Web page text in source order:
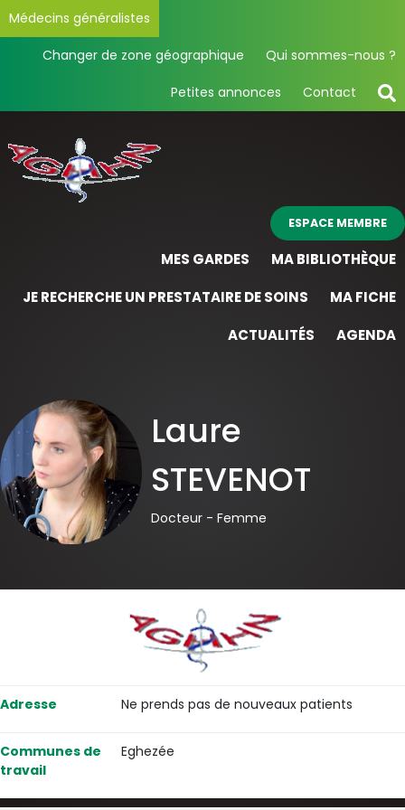
Médecins généralistes
Changer de zone géographique Qui sommes-nous ?
Petites annonces Contact
ESPACE MEMBRE
MES GARDES
MA BIBLIOTHÈQUE
JE RECHERCHE UN PRESTATAIRE DE SOINS
MA FICHE
ACTUALITÉS
AGENDA
Laure
STEVENOT
Docteur -Femme
Adresse Ne prends pas de nouveaux patients
Communes de
travail
Eghezée